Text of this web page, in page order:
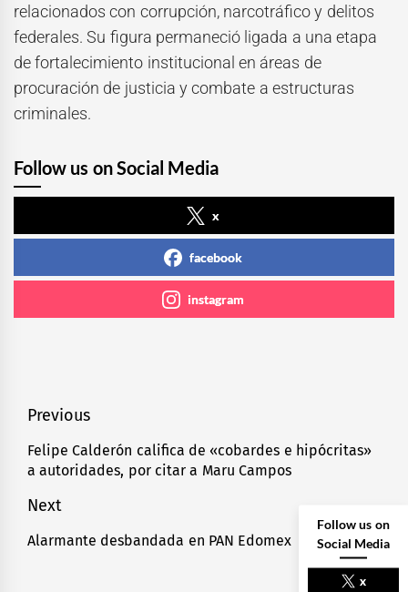
relacionados con corrupción, narcotráfico y delitos
federales. Su figura permaneció ligada a una etapa
de fortalecimiento institucional en áreas de
procuración de justicia y combate a estructuras
criminales.
Follow us on Social Media
x
facebook
instagram
Navegación
de
entradas
Previous
Previous
post:
Felipe Calderón califica de «cobardes e hipócritas»
a autoridades, por citar a Maru Campos
Next
Next
Alarmante desbandada en PAN Edomex
Follow us on
Social Media
x